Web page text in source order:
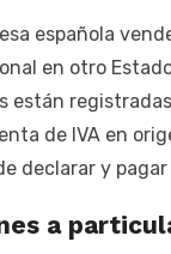
española
en otro
están
de IVA en
declarar y pagar
a